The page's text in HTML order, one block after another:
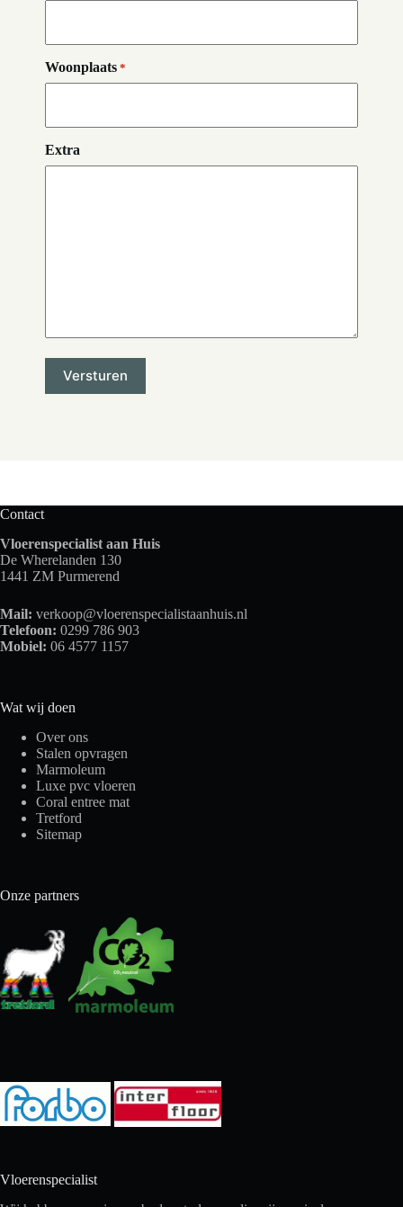
Woonplaats *
Extra
Contact
Vloerenspecialist aan Huis
De Wherelanden 130
1441 ZM Purmerend
Mail: verkoop@vloerenspecialistaanhuis.nl
Telefoon: 0299 786 903
Mobiel: 06 4577 1157
Wat wij doen
Over ons
Stalen opvragen
Marmoleum
Luxe pvc vloeren
Coral entree mat
Tretford
Sitemap
Onze partners
Vloerenspecialist